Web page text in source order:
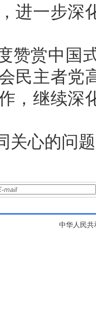
进一步深
赞赏中国
民主者党
，继续深
关心的问
中华人民共